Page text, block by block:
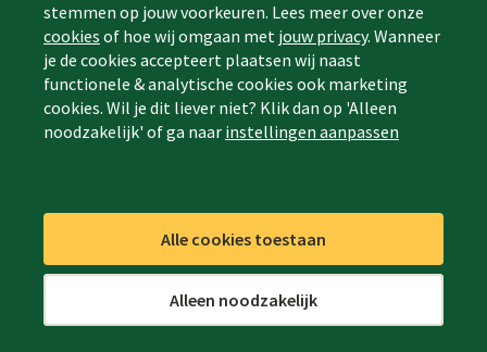
stemmen op jouw voorkeuren. Lees meer over onze
cookies of hoe wij omgaan met jouw privacy. Wanneer
je de cookies accepteert plaatsen wij naast
functionele & analytische cookies ook marketing
cookies. Wil je dit liever niet? Klik dan op 'Alleen
noodzakelijk' of ga naar instellingen aanpassen
Alle cookies toestaan
Alleen noodzakelijk